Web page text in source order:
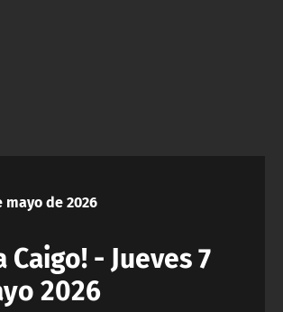
mayo de 2026
Caigo! - Jueves 7
2026